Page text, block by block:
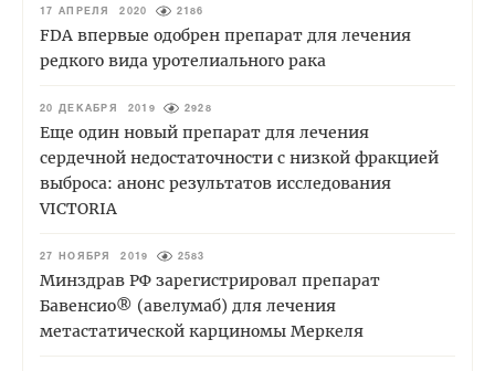
17 АПРЕЛЯ 2020 2186
FDA впервые одобрен препарат для лечения
редкого вида уротелиального рака
20 ДЕКАБРЯ 2019 2928
Еще один новый препарат для лечения
сердечной недостаточности с низкой фракцией
выброса: анонс результатов исследования
VICTORIA
27 НОЯБРЯ 2019 2583
Минздрав РФ зарегистрировал препарат
Бавенсио® (авелумаб) для лечения
метастатической карциномы Меркеля